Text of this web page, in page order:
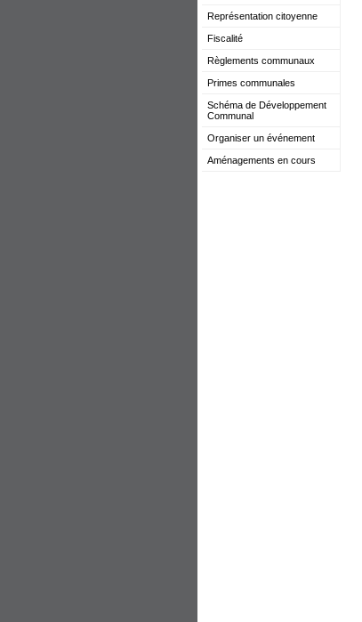
Représentation citoyenne
Fiscalité
Règlements communaux
Primes communales
Schéma de Développement
Communal
Organiser un événement
Aménagements en cours